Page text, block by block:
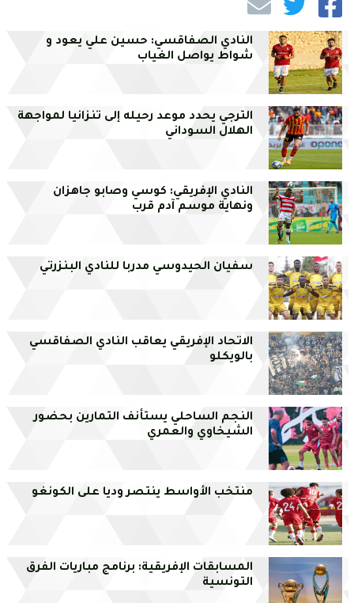
النادي الصفاقسي: حسين علي يعود و
شواط يواصل الغياب
الترجي يحدد موعد رحيله إلى تنزانيا لمواجهة
الهلال السوداني
النادي الإفريقي: كوسي وصابو جاهزان
ونهاية موسم آدم قرب
سفيان الحيدوسي مدربا للنادي البنزرتي
الاتحاد الإفريقي يعاقب النادي الصفاقسي
بالويكلو
النجم الساحلي يستأنف التمارين بحضور
الشيخاوي والعمري
منتخب الأواسط ينتصر وديا على الكونغو
المسابقات الإفريقية: برنامج مباريات الفرق
التونسية